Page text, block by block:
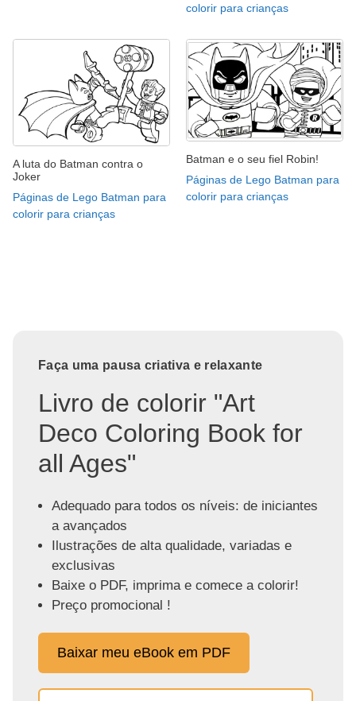
colorir para crianças
A luta do Batman contra o
Joker
Páginas de Lego Batman para
colorir para crianças
Batman e o seu fiel Robin!
Páginas de Lego Batman para
colorir para crianças
Faça uma pausa criativa e relaxante
Livro de colorir "Art
Deco Coloring Book for
all Ages"
Adequado para todos os níveis: de iniciantes
a avançados
Ilustrações de alta qualidade, variadas e
exclusivas
Baixe o PDF, imprima e comece a colorir!
Preço promocional !
Baixar meu eBook em PDF